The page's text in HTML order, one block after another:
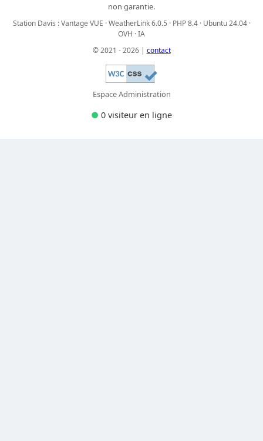
non garantie.
Station Davis : Vantage VUE · WeatherLink 6.0.5 · PHP 8.4 · Ubuntu 24.04 ·
OVH · IA
© 2021 - 2026 | contact
Espace Administration
● 0 visiteur en ligne